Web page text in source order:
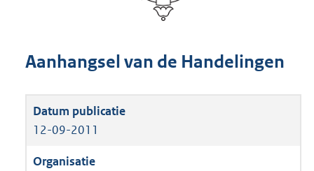
Aanhangsel van de Handelingen
12-09-2011